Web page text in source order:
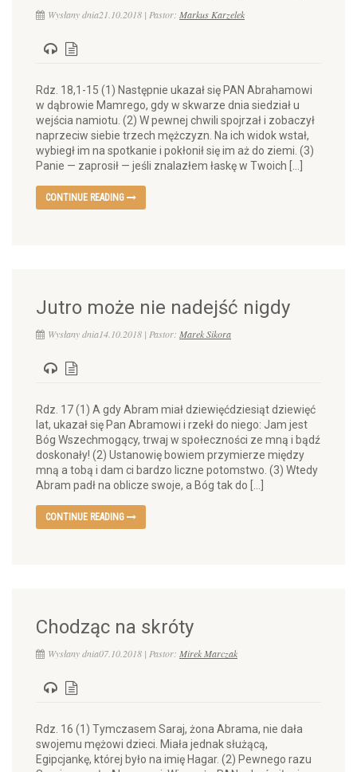
Wysłany dnia21.10.2018 | Pastor: Markus Karzelek
Rdz. 18,1-15 (1) Następnie ukazał się PAN Abrahamowi
w dąbrowie Mamrego, gdy w skwarze dnia siedział u
wejścia namiotu. (2) W pewnej chwili spojrzał i zobaczył
naprzeciw siebie trzech mężczyzn. Na ich widok wstał,
wybiegł im na spotkanie i pokłonił się im aż do ziemi. (3)
Panie — zaprosił — jeśli znalazłem łaskę w Twoich […]
CONTINUE READING
Jutro może nie nadejść nigdy
Wysłany dnia14.10.2018 | Pastor: Marek Sikora
Rdz. 17 (1) A gdy Abram miał dziewięćdziesiąt dziewięć
lat, ukazał się Pan Abramowi i rzekł do niego: Jam jest
Bóg Wszechmogący, trwaj w społeczności ze mną i bądź
doskonały! (2) Ustanowię bowiem przymierze między
mną a tobą i dam ci bardzo liczne potomstwo. (3) Wtedy
Abram padł na oblicze swoje, a Bóg tak do […]
CONTINUE READING
Chodząc na skróty
Wysłany dnia07.10.2018 | Pastor: Mirek Marczak
Rdz. 16 (1) Tymczasem Saraj, żona Abrama, nie dała
swojemu mężowi dzieci. Miała jednak służącą,
Egipcjankę, której było na imię Hagar. (2) Pewnego razu